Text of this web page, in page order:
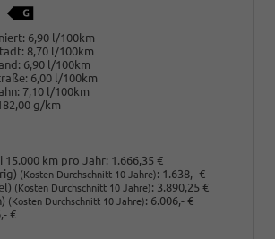
6,90 l/100km
8,70 l/100km
6,90 l/100km
6,00 l/100km
7,10 l/100km
g/km
15.000 km pro Jahr: 1.666,35 €
(Kosten Durchschnitt 10 Jahre): 1.638,- €
(Kosten Durchschnitt 10 Jahre): 3.890,25 €
(Kosten Durchschnitt 10 Jahre): 6.006,- €
€